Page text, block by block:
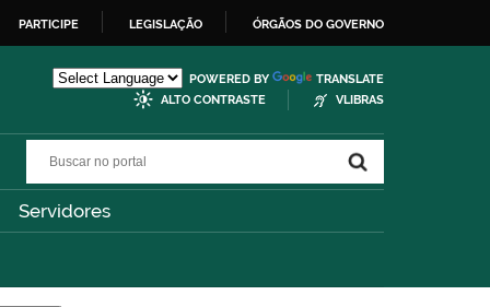
PARTICIPE LEGISLAÇÃO ÓRGÃOS DO GOVERNO
POWERED BY
TRANSLATE
ALTO CONTRASTE
VLIBRAS
Servidores